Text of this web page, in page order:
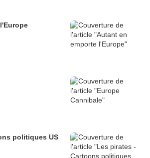
politiques US